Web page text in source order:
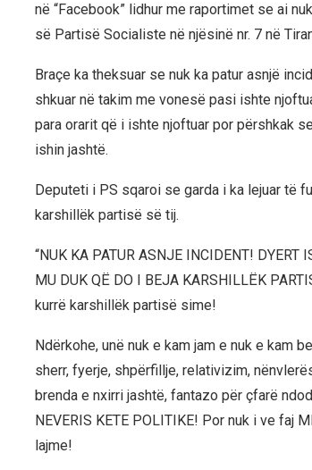
në “Facebook” lidhur me raportimet se ai
së Partisë Socialiste në njësinë nr. 7 në
Braçe ka theksuar se nuk ka patur asnjë
shkuar në takim me vonesë pasi ishte
para orarit që i ishte njoftuar por përshkak
ishin jashtë.
Deputeti i PS sqaroi se garda i ka lejuar të
karshillëk partisë së tij.
“NUK KA PATUR ASNJE INCIDENT! DYERT
MU DUK QË DO I BEJA KARSHILLËK
kurrë karshillëk partisë sime!
Ndërkohe, unë nuk e kam jam e nuk e kam
sherr, fyerje, shpërfillje, relativizim,
brenda e nxirri jashtë, fantazo për çfarë
NEVERIS KETE POLITIKE! Por nuk i ve faj
lajme!